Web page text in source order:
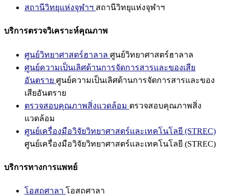
สถานีวิทยุแห่งจุฬาฯ สถานีวิทยุแห่งจุฬาฯ
บริการตรวจวิเคราะห์คุณภาพ
ศูนย์วิทยาศาสตร์ฮาลาล ศูนย์วิทยาศาสตร์ฮาลาล
ศูนย์ความเป็นเลิศด้านการจัดการสารและของเสีย
อันตราย ศูนย์ความเป็นเลิศด้านการจัดการสารและของ
เสียอันตราย
ตรวจสอบคุณภาพสิ่งแวดล้อม ตรวจสอบคุณภาพสิ่ง
แวดล้อม
ศูนย์เครื่องมือวิจัยวิทยาศาสตร์และเทคโนโลยี (STREC)
ศูนย์เครื่องมือวิจัยวิทยาศาสตร์และเทคโนโลยี (STREC)
บริการทางการแพทย์
โอสถศาลา โอสถศาลา